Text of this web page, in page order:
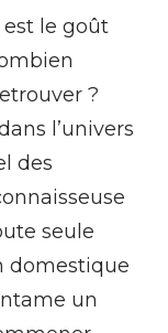
le goût
?
l’univers
des
seule
domestique
un